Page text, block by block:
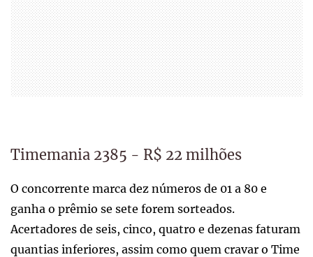
Timemania 2385 - R$ 22 milhões
O concorrente marca dez números de 01 a 80 e
ganha o prêmio se sete forem sorteados.
Acertadores de seis, cinco, quatro e dezenas faturam
quantias inferiores, assim como quem cravar o Time